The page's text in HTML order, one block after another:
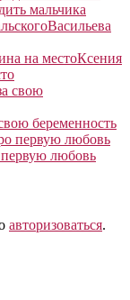
мальчика
Васильева
Ксения
беременность
любовь
авторизоваться.